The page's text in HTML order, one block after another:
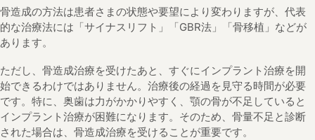
骨造成の方法は患者さまの状態や要望により変わりますが、代表
的な治療法には「サイナスリフト」「GBR法」「骨移植」などが
あります。
ただし、骨造成治療を受けたあと、すぐにインプラント治療を開
始できるわけではありません。治療後の経過を見守る時間が必要
です。特に、奥歯は力がかかりやすく、顎の骨が不足していると
インプラント治療が困難になります。そのため、骨量不足と診断
された場合は、骨造成治療を受けることが重要です。